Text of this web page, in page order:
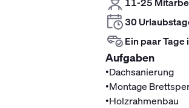
30
Ein paar
Aufgaben
•Dachsanierung
•Montage
•Holzrahmenbau